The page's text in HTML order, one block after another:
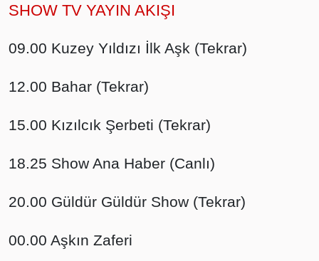
SHOW TV YAYIN AKIŞI
09.00 Kuzey Yıldızı İlk Aşk (Tekrar)
12.00 Bahar (Tekrar)
15.00 Kızılcık Şerbeti (Tekrar)
18.25 Show Ana Haber (Canlı)
20.00 Güldür Güldür Show (Tekrar)
00.00 Aşkın Zaferi